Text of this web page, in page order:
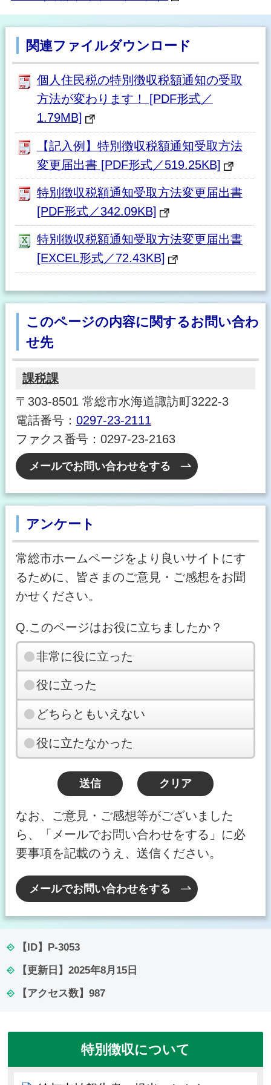
関連ファイルダウンロード
個人住民税の特別徴収税額通知の受取
方法が変わります！ [PDF形式／
1.79MB]
【記入例】特別徴収税額通知受取方法
変更届出書 [PDF形式／519.25KB]
特別徴収税額通知受取方法変更届出書
[PDF形式／342.09KB]
特別徴収税額通知受取方法変更届出書
[EXCEL形式／72.43KB]
このページの内容に関するお問い合わ
せ先
課税課
〒303-8501 常総市水海道諏訪町3222-3
電話番号： 0297-23-2111
ファクス番号：0297-23-2163
メールでお問い合わせをする
アンケート
常総市ホームページをより良いサイトにす
るために、皆さまのご意見・ご感想をお聞
かせください。
Q.このページはお役に立ちましたか？
非常に役に立った
役に立った
どちらともいえない
役に立たなかった
なお、ご意見・ご感想等がございました
ら、「メールでお問い合わせをする」に必
要事項を記載のうえ、送信ください。
メールでお問い合わせをする
【ID】 P-3053
【更新日】 2025年8月15日
【アクセス数】 987
特別徴収について